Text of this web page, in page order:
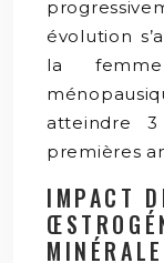
évolution
la
atteindre
premières
IMPACT